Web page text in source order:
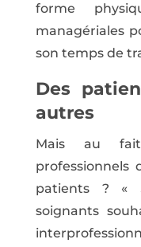
forme
managériales
son temps de
Des
autres
Mais au
professionnels
patients ? «
soignants